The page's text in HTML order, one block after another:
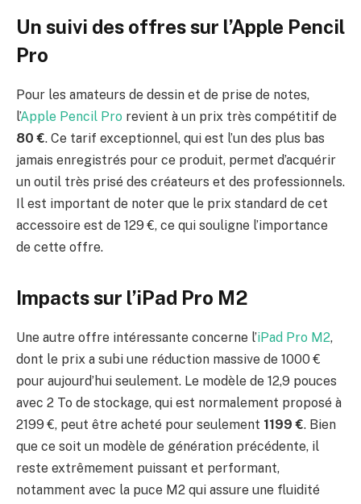
Un suivi des offres sur l’Apple Pencil
Pro
Pour les amateurs de dessin et de prise de notes,
l’Apple Pencil Pro revient à un prix très compétitif de
80 €. Ce tarif exceptionnel, qui est l’un des plus bas
jamais enregistrés pour ce produit, permet d’acquérir
un outil très prisé des créateurs et des professionnels.
Il est important de noter que le prix standard de cet
accessoire est de 129 €, ce qui souligne l’importance
de cette offre.
Impacts sur l’iPad Pro M2
Une autre offre intéressante concerne l’iPad Pro M2,
dont le prix a subi une réduction massive de 1000 €
pour aujourd’hui seulement. Le modèle de 12,9 pouces
avec 2 To de stockage, qui est normalement proposé à
2199 €, peut être acheté pour seulement 1199 €. Bien
que ce soit un modèle de génération précédente, il
reste extrêmement puissant et performant,
notamment avec la puce M2 qui assure une fluidité